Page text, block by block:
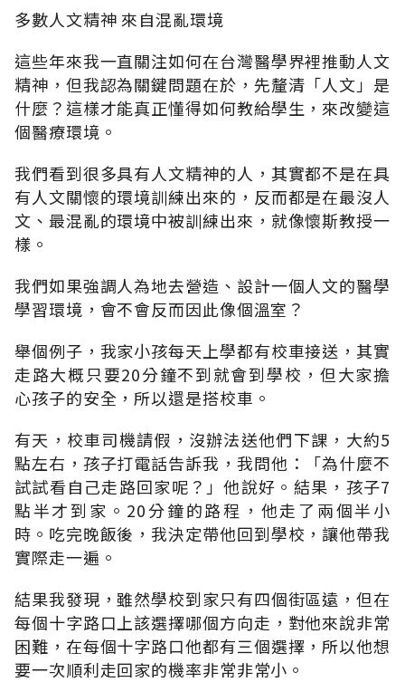
多數人文精神 來自混亂環境
這些年來我一直關注如何在台灣醫學界裡推動人文
精神，但我認為關鍵問題在於，先釐清「人文」是
什麼？這樣才能真正懂得如何教給學生，來改變這
個醫療環境。
我們看到很多具有人文精神的人，其實都不是在具
有人文關懷的環境訓練出來的，反而都是在最沒人
文、最混亂的環境中被訓練出來，就像懷斯教授一
樣。
我們如果強調人為地去營造、設計一個人文的醫學
學習環境，會不會反而因此像個溫室？
舉個例子，我家小孩每天上學都有校車接送，其實
走路大概只要20分鐘不到就會到學校，但大家擔
心孩子的安全，所以還是搭校車。
有天，校車司機請假，沒辦法送他們下課，大約5
點左右，孩子打電話告訴我，我問他：「為什麼不
試試看自己走路回家呢？」他說好。結果，孩子7
點半才到家。20分鐘的路程，他走了兩個半小
時。吃完晚飯後，我決定帶他回到學校，讓他帶我
實際走一遍。
結果我發現，雖然學校到家只有四個街區遠，但在
每個十字路口上該選擇哪個方向走，對他來說非常
困難，在每個十字路口他都有三個選擇，所以他想
要一次順利走回家的機率非常非常小。